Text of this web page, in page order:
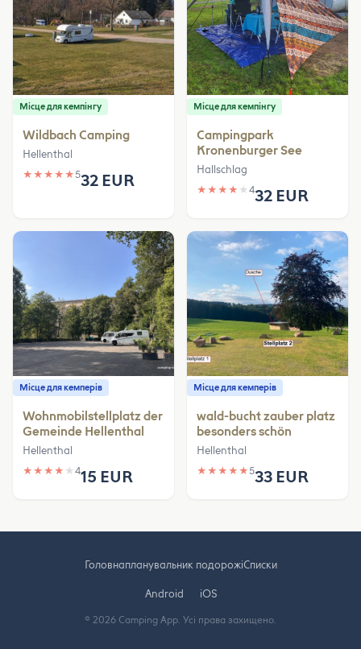
Місце для кемпінгу
Wildbach Camping
Hellenthal
★ ★ ★ ★ ★532 EUR
Місце для кемпінгу
Campingpark
Kronenburger See
Hallschlag
★ ★ ★ ★ ★ 432 EUR
Місце для кемперів
Wohnmobilstellplatz der
Gemeinde Hellenthal
Hellenthal
★ ★ ★ ★ ★ 415 EUR
Місце для кемперів
wald-bucht zauber platz
besonders schön
Hellenthal
★ ★ ★ ★ ★533 EUR
Головнапланувальник подорожіCписки
Android iOS
© 2026 Camping App. Усі права захищено.